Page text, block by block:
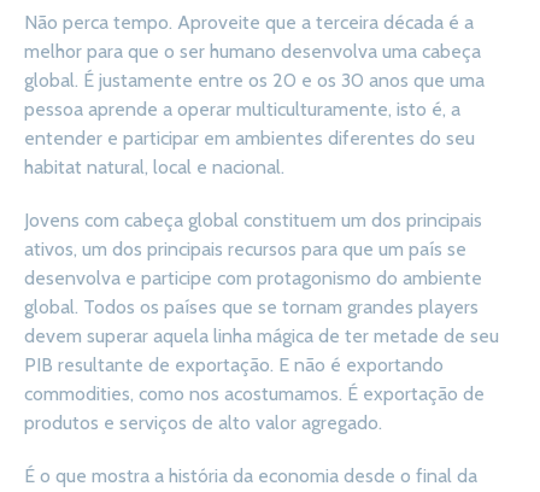
Não perca tempo. Aproveite que a terceira década é a
melhor para que o ser humano desenvolva uma cabeça
global. É justamente entre os 20 e os 30 anos que uma
pessoa aprende a operar multiculturamente, isto é, a
entender e participar em ambientes diferentes do seu
habitat natural, local e nacional.
Jovens com cabeça global constituem um dos principais
ativos, um dos principais recursos para que um país se
desenvolva e participe com protagonismo do ambiente
global. Todos os países que se tornam grandes players
devem superar aquela linha mágica de ter metade de seu
PIB resultante de exportação. E não é exportando
commodities, como nos acostumamos. É exportação de
produtos e serviços de alto valor agregado.
É o que mostra a história da economia desde o final da